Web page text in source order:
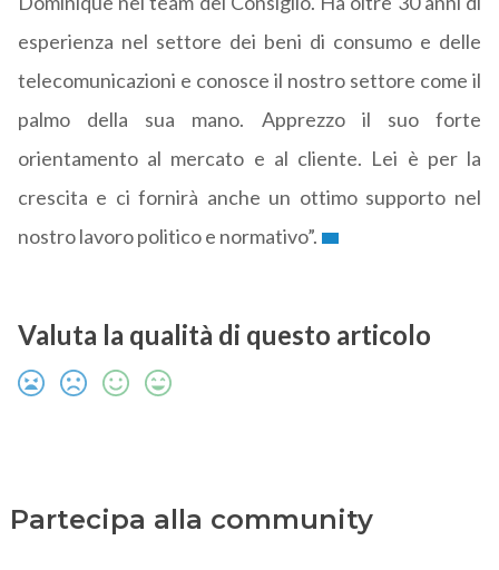
esperienza nel settore dei beni di consumo e delle
telecomunicazioni e conosce il nostro settore come il
palmo della sua mano. Apprezzo il suo forte
orientamento al mercato e al cliente. Lei è per la
crescita e ci fornirà anche un ottimo supporto nel
nostro lavoro politico e normativo”.
Valuta la qualità di questo articolo
Partecipa alla community